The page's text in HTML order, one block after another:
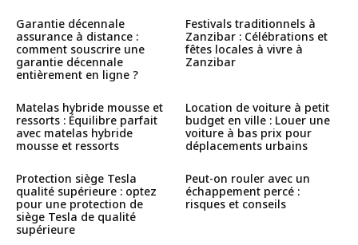
Garantie décennale
assurance à distance :
comment souscrire une
garantie décennale
entièrement en ligne ?
Festivals traditionnels à
Zanzibar : Célébrations et
fêtes locales à vivre à
Zanzibar
Matelas hybride mousse et
ressorts : Équilibre parfait
avec matelas hybride
mousse et ressorts
Location de voiture à petit
budget en ville : Louer une
voiture à bas prix pour
déplacements urbains
Protection siège Tesla
qualité supérieure : optez
pour une protection de
siège Tesla de qualité
supérieure
Peut-on rouler avec un
échappement percé :
risques et conseils